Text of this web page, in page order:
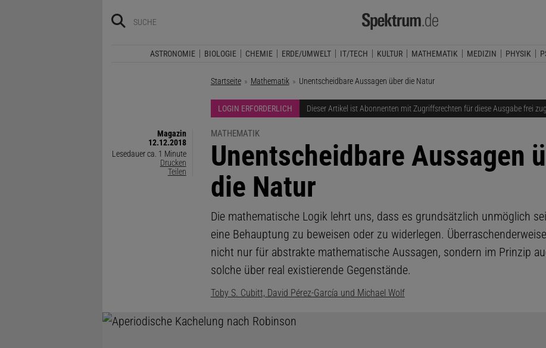
ASTRONOMIE BIOLOGIE CHEMIE ERDE/UMWELT IT/TECH KULTUR MATHEMATIK MEDIZIN PHYSIK
Startseite Mathematik Aktuelle Seite:
Unentscheidbare Aussagen über die Natur
LOGIN ERFORDERLICH Dieser Artikel ist Abonnenten mit Zugriffsrechten für diese Ausgabe frei
Magazin
12.12.2018
Lesedauer ca. 1 Minute
Drucken
Teilen
MATHEMATIK
:
Unentscheidbare Aussagen
die Natur
Die mathematische Logik lehrt uns, dass es grundsätzlich unmöglich
eine Behauptung zu beweisen oder zu widerlegen.
nicht nur für abstrakte mathematische Aussagen, sondern im Prinzip
solche über real existierende Gegenstände.
Toby S. Cubitt, David Pérez-García und Michael Wolf